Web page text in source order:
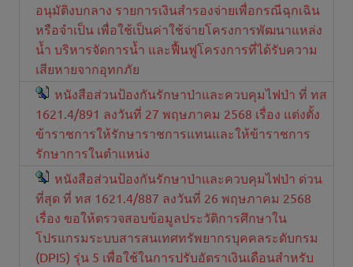
อนุมัติงบกลาง รายการเงินสำรองจ่ายเพื่อกรณีฉุกเฉิน
หรือจำเป็น เพื่อใช้เป็นค่าใช้จ่ายโครงการพัฒนาแหล่ง
น้ำ บริหารจัดการน้ำ และฟื้นฟูโครงการที่ได้รับความ
เสียหายจากอุทกภัย
หนังสือส่วนป้องกันรักษาป่าและควบคุมไฟป่า ที่ ทส
1621.4/891 ลงวันที่ 27 พฤษภาคม 2568 เรื่อง แต่งตั้ง
ข้าราชการให้รักษาราชการแทนและให้ข้าราชการ
รักษาการในตำแหน่ง
หนังสือส่วนป้องกันรักษาป่าและควบคุมไฟป่า ด่วน
ที่สุด ที่ ทส 1621.4/887 ลงวันที่ 26 พฤษภาคม 2568
เรื่อง ขอให้ตรวจสอบข้อมูลประวัติการศึกษาใน
โปรแกรมระบบสารสนเทศทรัพยากรบุคคลระดับกรม
(DPIS) รุ่น 5 เพื่อใช้ในการปรับอัตราเงินเดือนสำหรับ